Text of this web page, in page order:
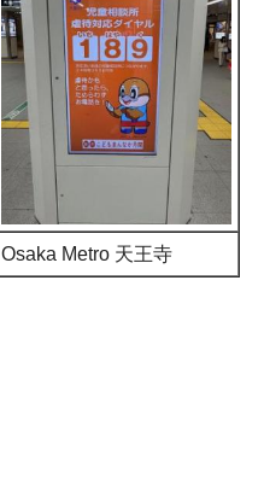
Osaka Metro 天王寺